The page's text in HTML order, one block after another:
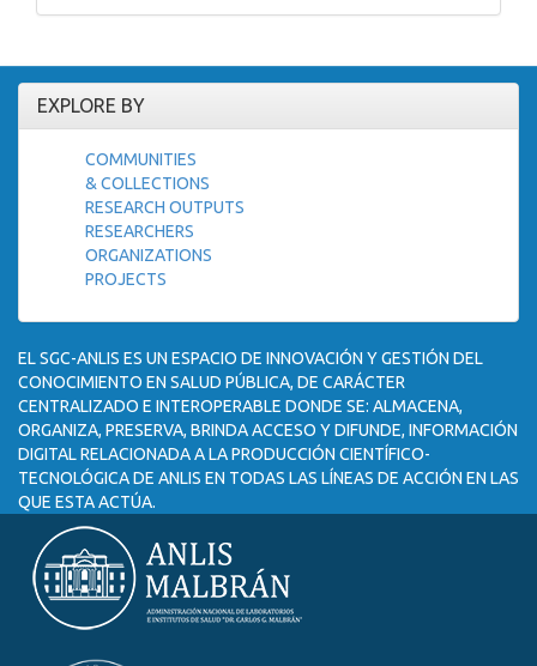
EXPLORE BY
COMMUNITIES
& COLLECTIONS
RESEARCH OUTPUTS
RESEARCHERS
ORGANIZATIONS
PROJECTS
EL SGC-ANLIS ES UN ESPACIO DE INNOVACIÓN Y GESTIÓN DEL
CONOCIMIENTO EN SALUD PÚBLICA, DE CARÁCTER
CENTRALIZADO E INTEROPERABLE DONDE SE: ALMACENA,
ORGANIZA, PRESERVA, BRINDA ACCESO Y DIFUNDE, INFORMACIÓN
DIGITAL RELACIONADA A LA PRODUCCIÓN CIENTÍFICO-
TECNOLÓGICA DE ANLIS EN TODAS LAS LÍNEAS DE ACCIÓN EN LAS
QUE ESTA ACTÚA.